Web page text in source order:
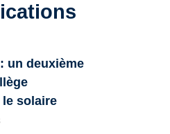
un deuxième
le solaire